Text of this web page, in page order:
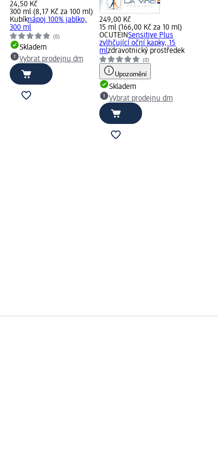
24,50 Kč
300 ml (8,17 Kč za 100 ml)
Kubíknápoj 100% jablko,
300 ml
(0)
Skladem
Vybrat prodejnu dm
249,00 Kč
15 ml (166,00 Kč za 10 ml)
OCUTEINSensitive Plus
zvlhčující oční kapky, 15
mlzdravotnický prostředek
(0)
Upozornění
Skladem
Vybrat prodejnu dm